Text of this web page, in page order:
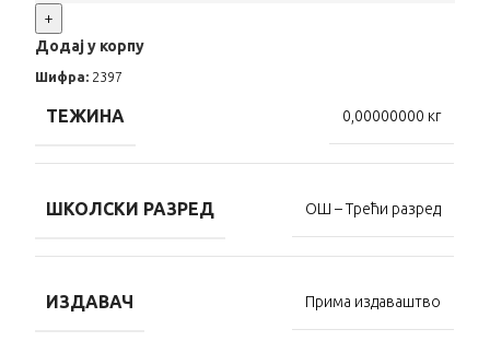
+
Додај у корпу
Шифра: 2397
ТЕЖИНА 0,00000000 кг
ШКОЛСКИ РАЗРЕД ОШ – Трећи разред
ИЗДАВАЧ Прима издаваштво